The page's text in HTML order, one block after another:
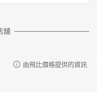
舖
由飛比價格提供的資訊